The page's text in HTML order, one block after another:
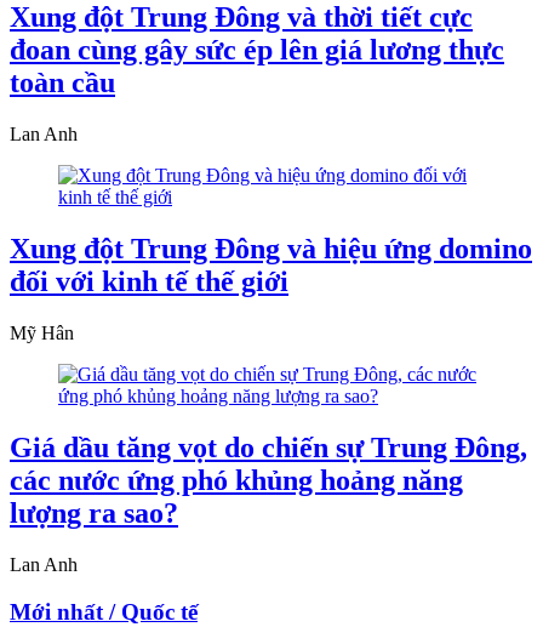
Xung đột Trung Đông và thời tiết cực
đoan cùng gây sức ép lên giá lương thực
toàn cầu
Lan Anh
Xung đột Trung Đông và hiệu ứng domino
đối với kinh tế thế giới
Mỹ Hân
Giá dầu tăng vọt do chiến sự Trung Đông,
các nước ứng phó khủng hoảng năng
lượng ra sao?
Lan Anh
Mới nhất / Quốc tế